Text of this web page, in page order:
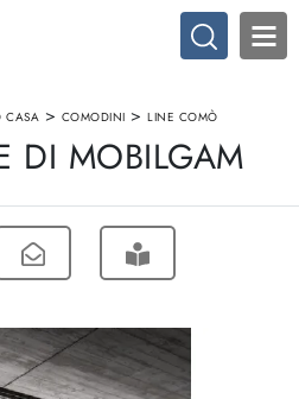
CASA > COMODINI > LINE COMÒ
DI MOBILGAM